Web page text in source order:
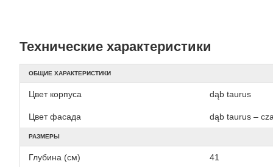
Технические характеристики
ОБЩИЕ ХАРАКТЕРИСТИКИ
Цвет корпуса dąb taurus
Цвет фасада dąb taurus –
РАЗМЕРЫ
Глубина (см) 41